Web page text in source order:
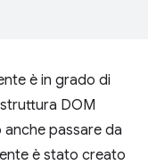
è in grado di
DOM
passare da
è stato creato